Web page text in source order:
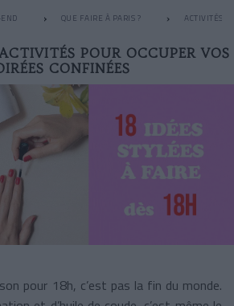
QUE FAIRE À PARIS ? ACTIVITÉS
POUR OCCUPER VOS
CONFINÉES
pour 18h, c’est pas la fin du monde.